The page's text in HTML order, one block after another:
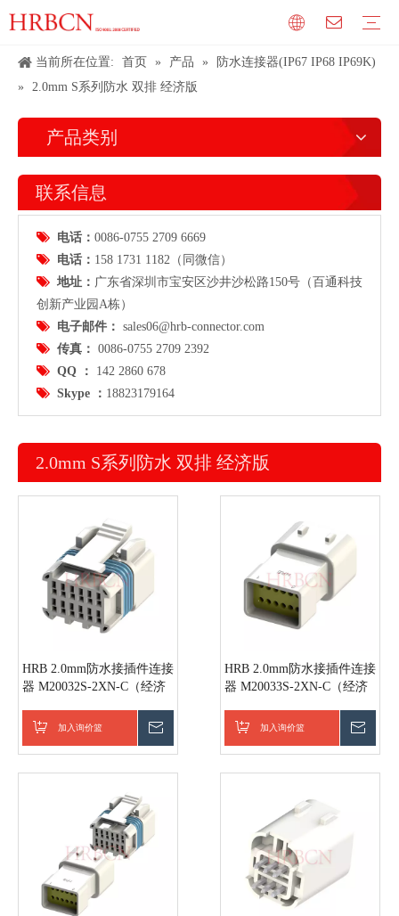
当前所在位置: 首页 » 产品 »
防水连接器(IP67 IP68 IP69K)
»
2.0mm S系列防水 双排 经济版
产品类别
联系信息
 电话： 0086-0755 2709 6669
 电话： 158 1731 1182（同微信）
 地址： 广东省深圳市宝安区沙井沙松路150号（百通科技
创新产业园A栋）
 电子邮件： sales06@hrb-connector.com
 传真： 0086-0755 2709 2392
 QQ ： 142 2860 678
 Skype ： 18823179164
2.0mm S系列防水 双排 经济版
HRB 2.0mm防水接插件连接
器 M20032S-2XN-C（经济
加入询价篮
HRB 2.0mm防水接插件连接
器 M20033S-2XN-C（经济
加入询价篮